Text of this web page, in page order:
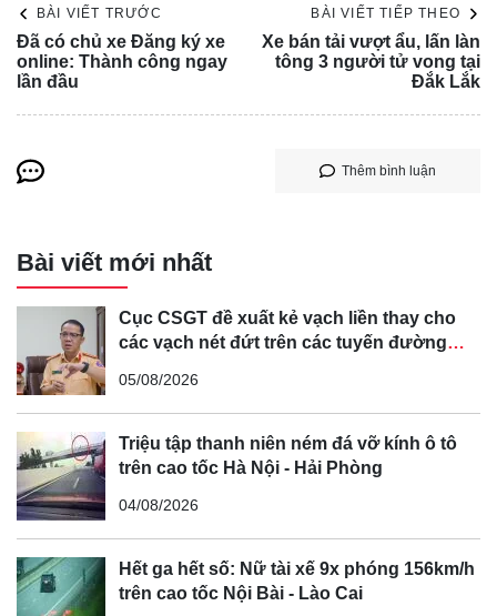
Thực tế này được tiết lộ trong một lá thư do Thượng nghị
sĩ Ron Wyden của Oregon và Edward J. Markey của
Massachusetts gửi tới Ủy ban Thương mại Liên bang
phép của họ.
thu thập thông tin về hành vi của người lái xe, chẳng hạn
như tần suất họ phanh gấp, tăng tốc nhanh và vượt quá
tốc độ cho phép. Sau đó, thông tin này được bán cho
ngành bảo hiểm, ngành này sử dụng để đánh giá mức độ
rủi ro của từng người lái xe.
BÀI VIẾT TRƯỚC
Đã có chủ xe Đăng ký xe
online: Thành công ngay
lần đầu
BÀI VIẾT TIẾP THEO
Xe bán tải vượt ẩu, lấn làn
tông 3 người tử vong tại
Đắk Lắk
Thêm bình luận
Bài viết mới nhất
Cục CSGT đề xuất kẻ vạch liền thay cho
các vạch nét đứt trên các tuyến đường
05/08/2026
Triệu tập thanh niên ném đá vỡ kính ô tô
trên cao tốc Hà Nội - Hải Phòng
04/08/2026
Hết ga hết số: Nữ tài xế 9x phóng 156km/h
trên cao tốc Nội Bài - Lào Cai